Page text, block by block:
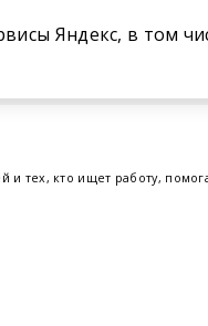
и тех, кто ищет работу,
Яндекс, в том